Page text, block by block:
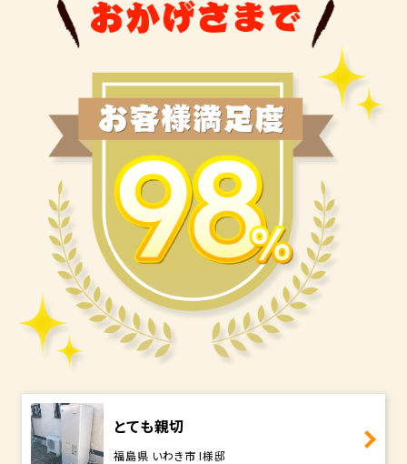
とても親切
福島県 いわき市 I様邸